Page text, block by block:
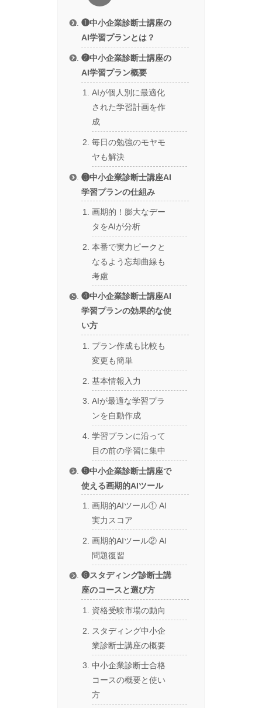
❶中小企業診断士講座の
AI学習プランとは？
❷中小企業診断士講座の
AI学習プラン概要
AIが個人別に最適化
された学習計画を作
成
毎日の勉強のモヤモ
ヤも解決
❸中小企業診断士講座AI
学習プランの仕組み
画期的！膨大なデー
タをAIが分析
本番で実力ピークと
なるよう忘却曲線も
考慮
❹中小企業診断士講座AI
学習プランの効果的な使
い方
プラン作成も比較も
変更も簡単
基本情報入力
AIが最適な学習プラ
ンを自動作成
学習プランに沿って
目の前の学習に集中
❺中小企業診断士講座で
使える画期的AIツール
画期的AIツール① AI
実力スコア
画期的AIツール② AI
問題復習
❻スタディング診断士講
座のコースと選び方
資格受験市場の動向
スタディング中小企
業診断士講座の概要
中小企業診断士合格
コースの概要と使い
方